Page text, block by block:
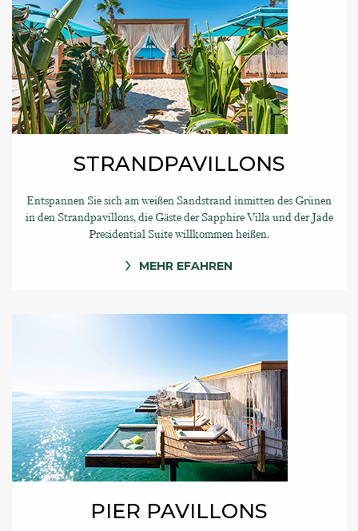
STRANDPAVILLONS
Entspannen Sie sich am weißen Sandstrand inmitten des Grünen
in den Strandpavillons, die Gäste der Sapphire Villa und der Jade
Presidential Suite willkommen heißen.
MEHR EFAHREN
PIER PAVILLONS